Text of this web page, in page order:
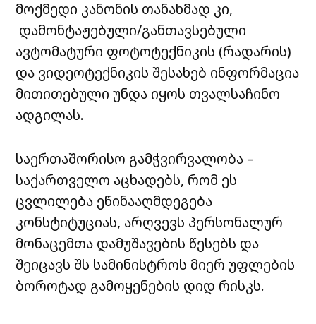
მოქმედი კანონის თანახმად კი,
დამონტაჟებული/განთავსებული
ავტომატური ფოტოტექნიკის (რადარის)
და ვიდეოტექნიკის შესახებ ინფორმაცია
მითითებული უნდა იყოს თვალსაჩინო
ადგილას.
საერთაშორისო გამჭვირვალობა –
საქართველო აცხადებს, რომ ეს
ცვლილება ეწინააღმდეგება
კონსტიტუციას, არღვევს პერსონალურ
მონაცემთა დამუშავების წესებს და
შეიცავს შს სამინისტროს მიერ უფლების
ბოროტად გამოყენების დიდ რისკს.